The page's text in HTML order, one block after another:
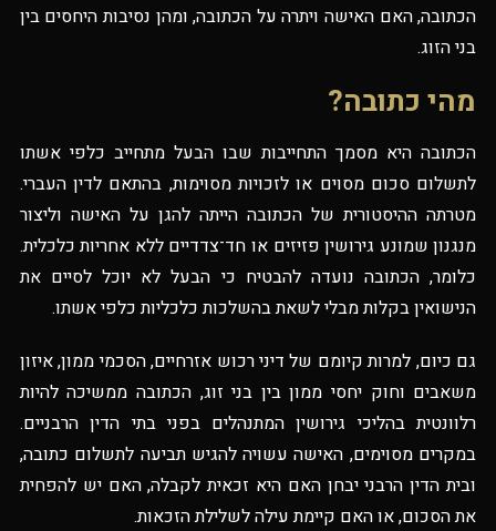
הכתובה, האם האישה ויתרה על הכתובה, ומהן נסיבות היחסים בין
בני הזוג.
מהי כתובה?
הכתובה היא מסמך התחייבות שבו הבעל מתחייב כלפי אשתו
לתשלום סכום מסוים או לזכויות מסוימות, בהתאם לדין העברי.
מטרתה ההיסטורית של הכתובה הייתה להגן על האישה וליצור
מנגנון שמונע גירושין פזיזים או חד־צדדיים ללא אחריות כלכלית.
כלומר, הכתובה נועדה להבטיח כי הבעל לא יוכל לסיים את
הנישואין בקלות מבלי לשאת בהשלכות כלכליות כלפי אשתו.
גם כיום, למרות קיומם של דיני רכוש אזרחיים, הסכמי ממון, איזון
משאבים וחוק יחסי ממון בין בני זוג, הכתובה ממשיכה להיות
רלוונטית בהליכי גירושין המתנהלים בפני בתי הדין הרבניים.
במקרים מסוימים, האישה עשויה להגיש תביעה לתשלום כתובה,
ובית הדין הרבני יבחן האם היא זכאית לקבלה, האם יש להפחית
את הסכום, או האם קיימת עילה לשלילת הזכאות.